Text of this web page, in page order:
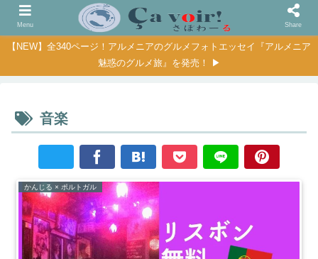
【NEW】全340ページ！アルメニアのグルメフォトエッセイ『アルメニア
魅惑のグルメ旅』を発売！ ▶
音楽
かんじる × ポルトガル
Menu Share